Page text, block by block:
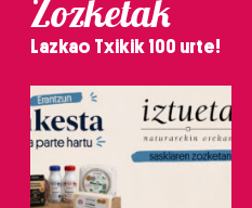
Zozketak
Lazkao Txikik 100 urte!